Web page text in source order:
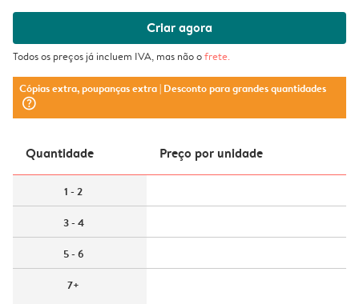
Criar agora
Todos os preços já incluem IVA, mas não ofrete.
Cópias extra, poupanças extra| Desconto para grandes quantidades
question_mark_circle
Quantidade Preço por unidade
1 - 2
3 - 4
5 - 6
7+